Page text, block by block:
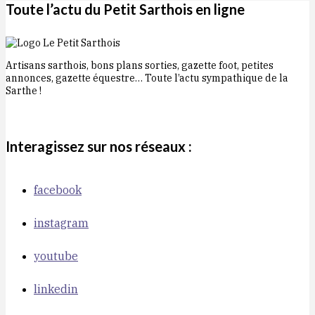
Toute l’actu du Petit Sarthois en ligne
Artisans sarthois, bons plans sorties, gazette foot, petites
annonces, gazette équestre… Toute l’actu sympathique de la
Sarthe !
Interagissez sur nos réseaux :
facebook
instagram
youtube
linkedin